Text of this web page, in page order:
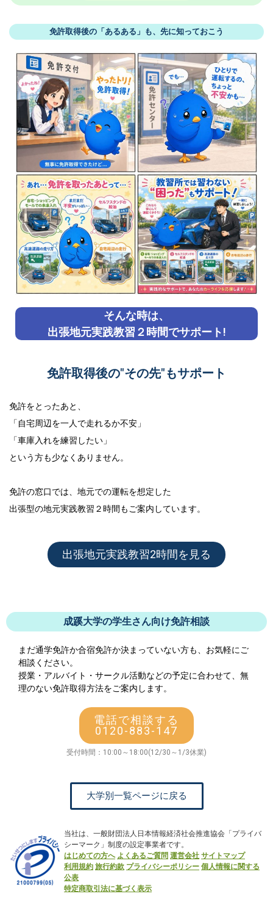
免許取得後の「あるある」も、先に知っておこう
そんな時は、
出張地元実践教習２時間でサポート!
免許取得後の"その先"もサポート
免許をとったあと、
「自宅周辺を一人で走れるか不安」
「車庫入れを練習したい」
という方も少なくありません。
免許の窓口では、地元での運転を想定した
出張型の地元実践教習２時間 もご案内しています。
出張地元実践教習2時間を見る
成蹊大学の学生さん向け免許相談
まだ通学免許か合宿免許か決まっていない方も、お気軽にご
相談ください。
授業・アルバイト・サークル活動などの予定に合わせて、無
理のない免許取得方法をご案内します。
電話で相談する
0120-883-147
受付時間：10:00～18:00(12/30～1/3休業)
大学別一覧ページに戻る
当社は、一般財団法人日本情報経済社会推進協会「プライバ
シーマーク」制度の設定事業者です。
はじめての方へ よくあるご質問 運営会社サイトマップ
利用規約旅行約款 プライバシーポリシー個人情報に関する
公表
特定商取引法に基づく表示